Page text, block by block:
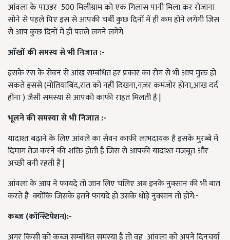
आंवला के पाउडर 500 मिलीग्राम को एक गिलास पानी मिला कर रोजाना
सोने से पहले पिए इस से आपकी चर्बी कुछ दिनों में ही कम होने लगेगी जिस
से आप कुछ दिनों में ही पतले लगने लगेगे.
आँखों की समस्य से भी निजात :-
इसके रस के सेवन से आंख सम्बंधित हर प्रकार का रोग से भी आप मुक्त हो
सकते इससे (मोतियाबिंद,रात को नहीं दिखना,नज़र कमजोर होना,आंख दर्द
होना ) जैसी समस्या से आपको काफी राहत मिलती है |
भूलने की समस्या से भी निजात :-
यादाश्त बढ़ाने के लिए आंवले का सेवन काफी लाभदायक है इसके मुरब्बे में
दिमाग तेज करने की शक्ति होती है जिस से आपकी यादाश्त मजबूत और
अच्छी बनी रहती है |
आंवला के आप ने फायदे तो जान लिए चलिए अब इनके नुक्सान की भी बात
करते है क्योंकि जिसके इतने फायदे हो उसके थोड़े नुक्सान तो होंगे:-
कब्ज़ (कॉन्स्टिपेशन):-
अगर किसी को कब्ज़ सम्बंधित समस्या है तो वह आंवला को अपने दिनचर्या